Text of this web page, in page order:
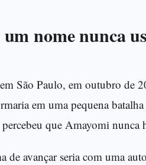
nome nunca
São Paulo, em outubro de
em uma pequena
que Amayomi nunca
de avançar seria com uma